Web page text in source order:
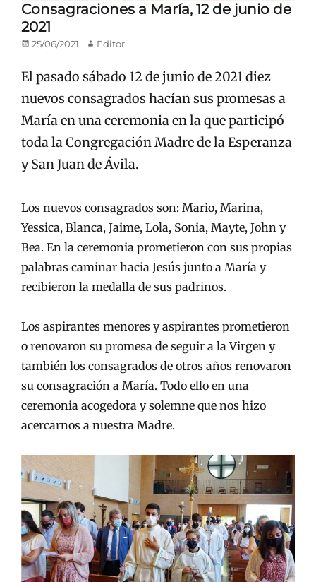
Consagraciones a María, 12 de junio de
2021
Publicado
25/06/2021 Autor
Editor
El pasado sábado 12 de junio de 2021 diez
nuevos consagrados hacían sus promesas a
María en una ceremonia en la que participó
toda la Congregación Madre de la Esperanza
y San Juan de Ávila.
Los nuevos consagrados son: Mario, Marina,
Yessica, Blanca, Jaime, Lola, Sonia, Mayte, John y
Bea. En la ceremonia prometieron con sus propias
palabras caminar hacia Jesús junto a María y
recibieron la medalla de sus padrinos.
Los aspirantes menores y aspirantes prometieron
o renovaron su promesa de seguir a la Virgen y
también los consagrados de otros años renovaron
su consagración a María. Todo ello en una
ceremonia acogedora y solemne que nos hizo
acercarnos a nuestra Madre.